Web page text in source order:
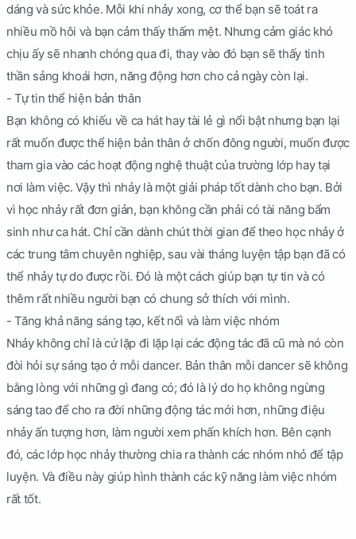
dáng và sức khỏe. Mỗi khi nhảy xong, cơ thể bạn sẽ toát ra
nhiều mồ hôi và bạn cảm thấy thấm mệt. Nhưng cảm giác khó
chịu ấy sẽ nhanh chóng qua đi, thay vào đó bạn sẽ thấy tinh
thần sảng khoái hơn, năng động hơn cho cả ngày còn lại.
- Tự tin thể hiện bản thân
Bạn không có khiếu về ca hát hay tài lẻ gì nổi bật nhưng bạn lại
rất muốn được thể hiện bản thân ở chốn đông người, muốn được
tham gia vào các hoạt động nghệ thuật của trường lớp hay tại
nơi làm việc. Vậy thì nhảy là một giải pháp tốt dành cho bạn. Bởi
vì học nhảy rất đơn giản, bạn không cần phải có tài năng bẩm
sinh như ca hát. Chỉ cần dành chút thời gian để theo học nhảy ở
các trung tâm chuyên nghiệp, sau vài tháng luyện tập bạn đã có
thể nhảy tự do được rồi. Đó là một cách giúp bạn tự tin và có
thêm rất nhiều người bạn có chung sở thích với mình.
- Tăng khả năng sáng tạo, kết nối và làm việc nhóm
Nhảy không chỉ là cứ lặp đi lặp lại các động tác đã cũ mà nó còn
đòi hỏi sự sáng tạo ở mỗi dancer. Bản thân mỗi dancer sẽ không
bằng lòng với những gì đang có; đó là lý do họ không ngừng
sáng tao để cho ra đời những động tác mới hơn, những điệu
nhảy ấn tượng hơn, làm người xem phấn khích hơn. Bên cạnh
đó, các lớp học nhảy thường chia ra thành các nhóm nhỏ để tập
luyện. Và điều này giúp hình thành các kỹ năng làm việc nhóm
rất tốt.